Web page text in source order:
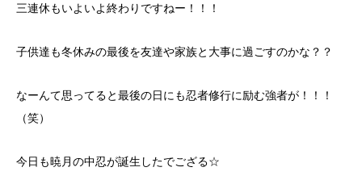
三連休もいよいよ終わりですねー！！！
子供達も冬休みの最後を友達や家族と大事に過ごすのかな？？
なーんて思ってると最後の日にも忍者修行に励む強者が！！！
（笑）
今日も暁月の中忍が誕生したでござる☆